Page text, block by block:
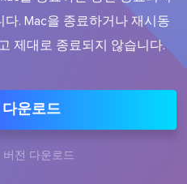
. Mac을 종료하거나 재시동
제대로 종료되지 않습니다.
운로드
버전 다운로드